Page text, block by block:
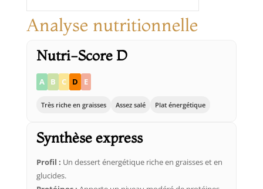
Analyse nutritionnelle
Nutri-Score D
A B C D E
Très riche en graisses Assez salé Plat énergétique
Synthèse express
Profil : Un dessert énergétique riche en graisses et en
glucides.